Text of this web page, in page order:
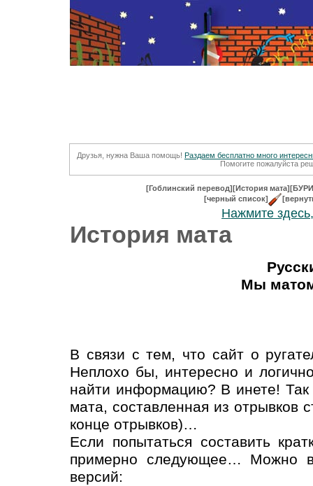
Друзья, нужна Ваша помощь! Раздаем бесплатно много
Помогите пожалуйста
[Гоблинский перевод][История мата]
[черный список]
Нажмите
История мата
Мы
В связи с тем, что сайт о
Неплохо бы, интересно и
найти информацию? В инете! Так
мата, составленная из отрывков
конце отрывков)…
Если попытаться составить
примерно следующее… Можно
версий: